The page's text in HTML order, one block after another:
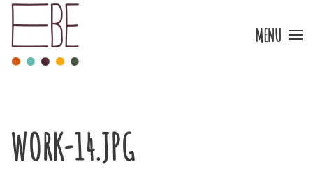
Skip to main content MENU
WORK-14.JPG